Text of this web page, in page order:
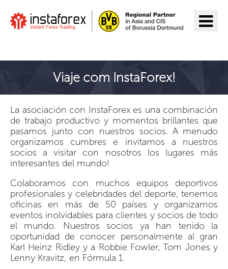
Viaje com InstaForex!
La asociación con InstaForex es una combinación
de trabajo productivo y momentos brillantes que
pasamos junto con nuestros socios. A menudo
organizamos cumbres e invitamos a nuestros
socios a visitar con nosotros los lugares más
interesantes del mundo!
Colaboramos con muchos equipos deportivos
profesionales y celebridades del deporte, tenemos
oficinas en más de 50 países y organizamos
eventos inolvidables para clientes y socios de todo
el mundo. Nuestros socios ya han tenido la
oportunidad de conocer personalmente al gran
Karl Heinz Ridley y a Robbie Fowler, Tom Jones y
Lenny Kravitz, en Fórmula 1.